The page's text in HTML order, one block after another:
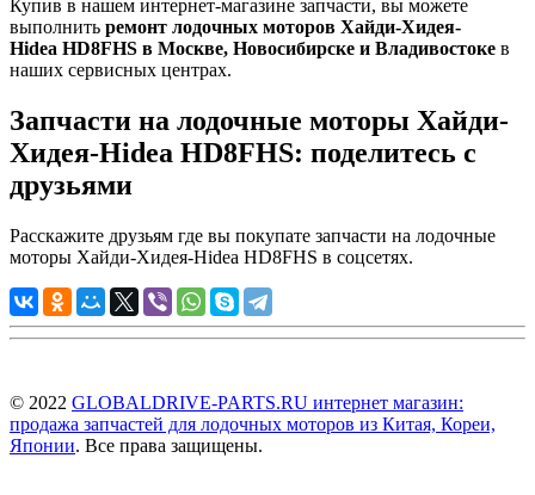
Купив в нашем интернет-магазине запчасти, вы можете
выполнить ремонт лодочных моторов Хайди-Хидея-
Hidea HD8FHS в Москве, Новосибирске и Владивостоке в
наших сервисных центрах.
Запчасти на лодочные моторы Хайди-
Хидея-Hidea HD8FHS: поделитесь с
друзьями
Расскажите друзьям где вы покупате запчасти на лодочные
моторы Хайди-Хидея-Hidea HD8FHS в соцсетях.
© 2022 GLOBALDRIVE-PARTS.RU интернет магазин:
продажа запчастей для лодочных моторов из Китая, Кореи,
Японии. Все права защищены.